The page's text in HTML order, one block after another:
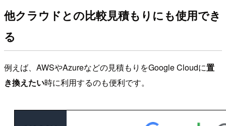
他クラウドとの比較見積もりにも使用でき
る
例えば、AWSやAzureなどの見積もりをGoogle Cloudに置
き換えたい時に利用するのも便利です。